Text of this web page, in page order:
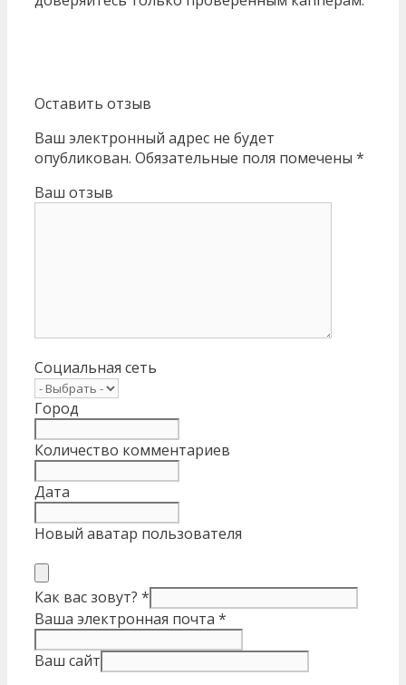
Оставить отзыв
Ваш электронный адрес не будет
опубликован. Обязательные поля помечены *
Ваш отзыв
Социальная сеть
Город
Количество комментариев
Дата
Новый аватар пользователя
Как вас зовут? *
Ваша электронная почта *
Ваш сайт